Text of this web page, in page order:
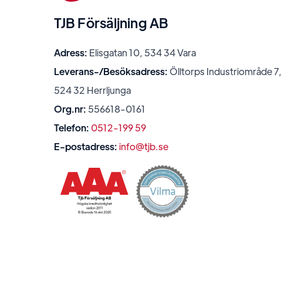
TJB Försäljning AB
Adress: Elisgatan 10, 534 34 Vara
Leverans-/Besöksadress: Ölltorps Industriområde 7,
524 32 Herrljunga
Org.nr: 556618-0161
Telefon: 0512-199 59
E-postadress: info@tjb.se